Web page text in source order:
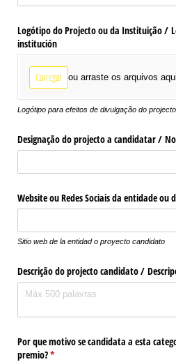
Logótipo do Projecto ou da Instituição /​
institución
Carregar ou arraste os arquivos aqui.
Logótipo para efeitos de divulgação do projecto
Designação do projecto a candidatar /​
Website ou Redes Sociais da entidade
Sitio web de la entidad o proyecto candidato
Descrição do projecto candidato /​
Por que motivo se candidata a esta
premio?*
(obrigatório)